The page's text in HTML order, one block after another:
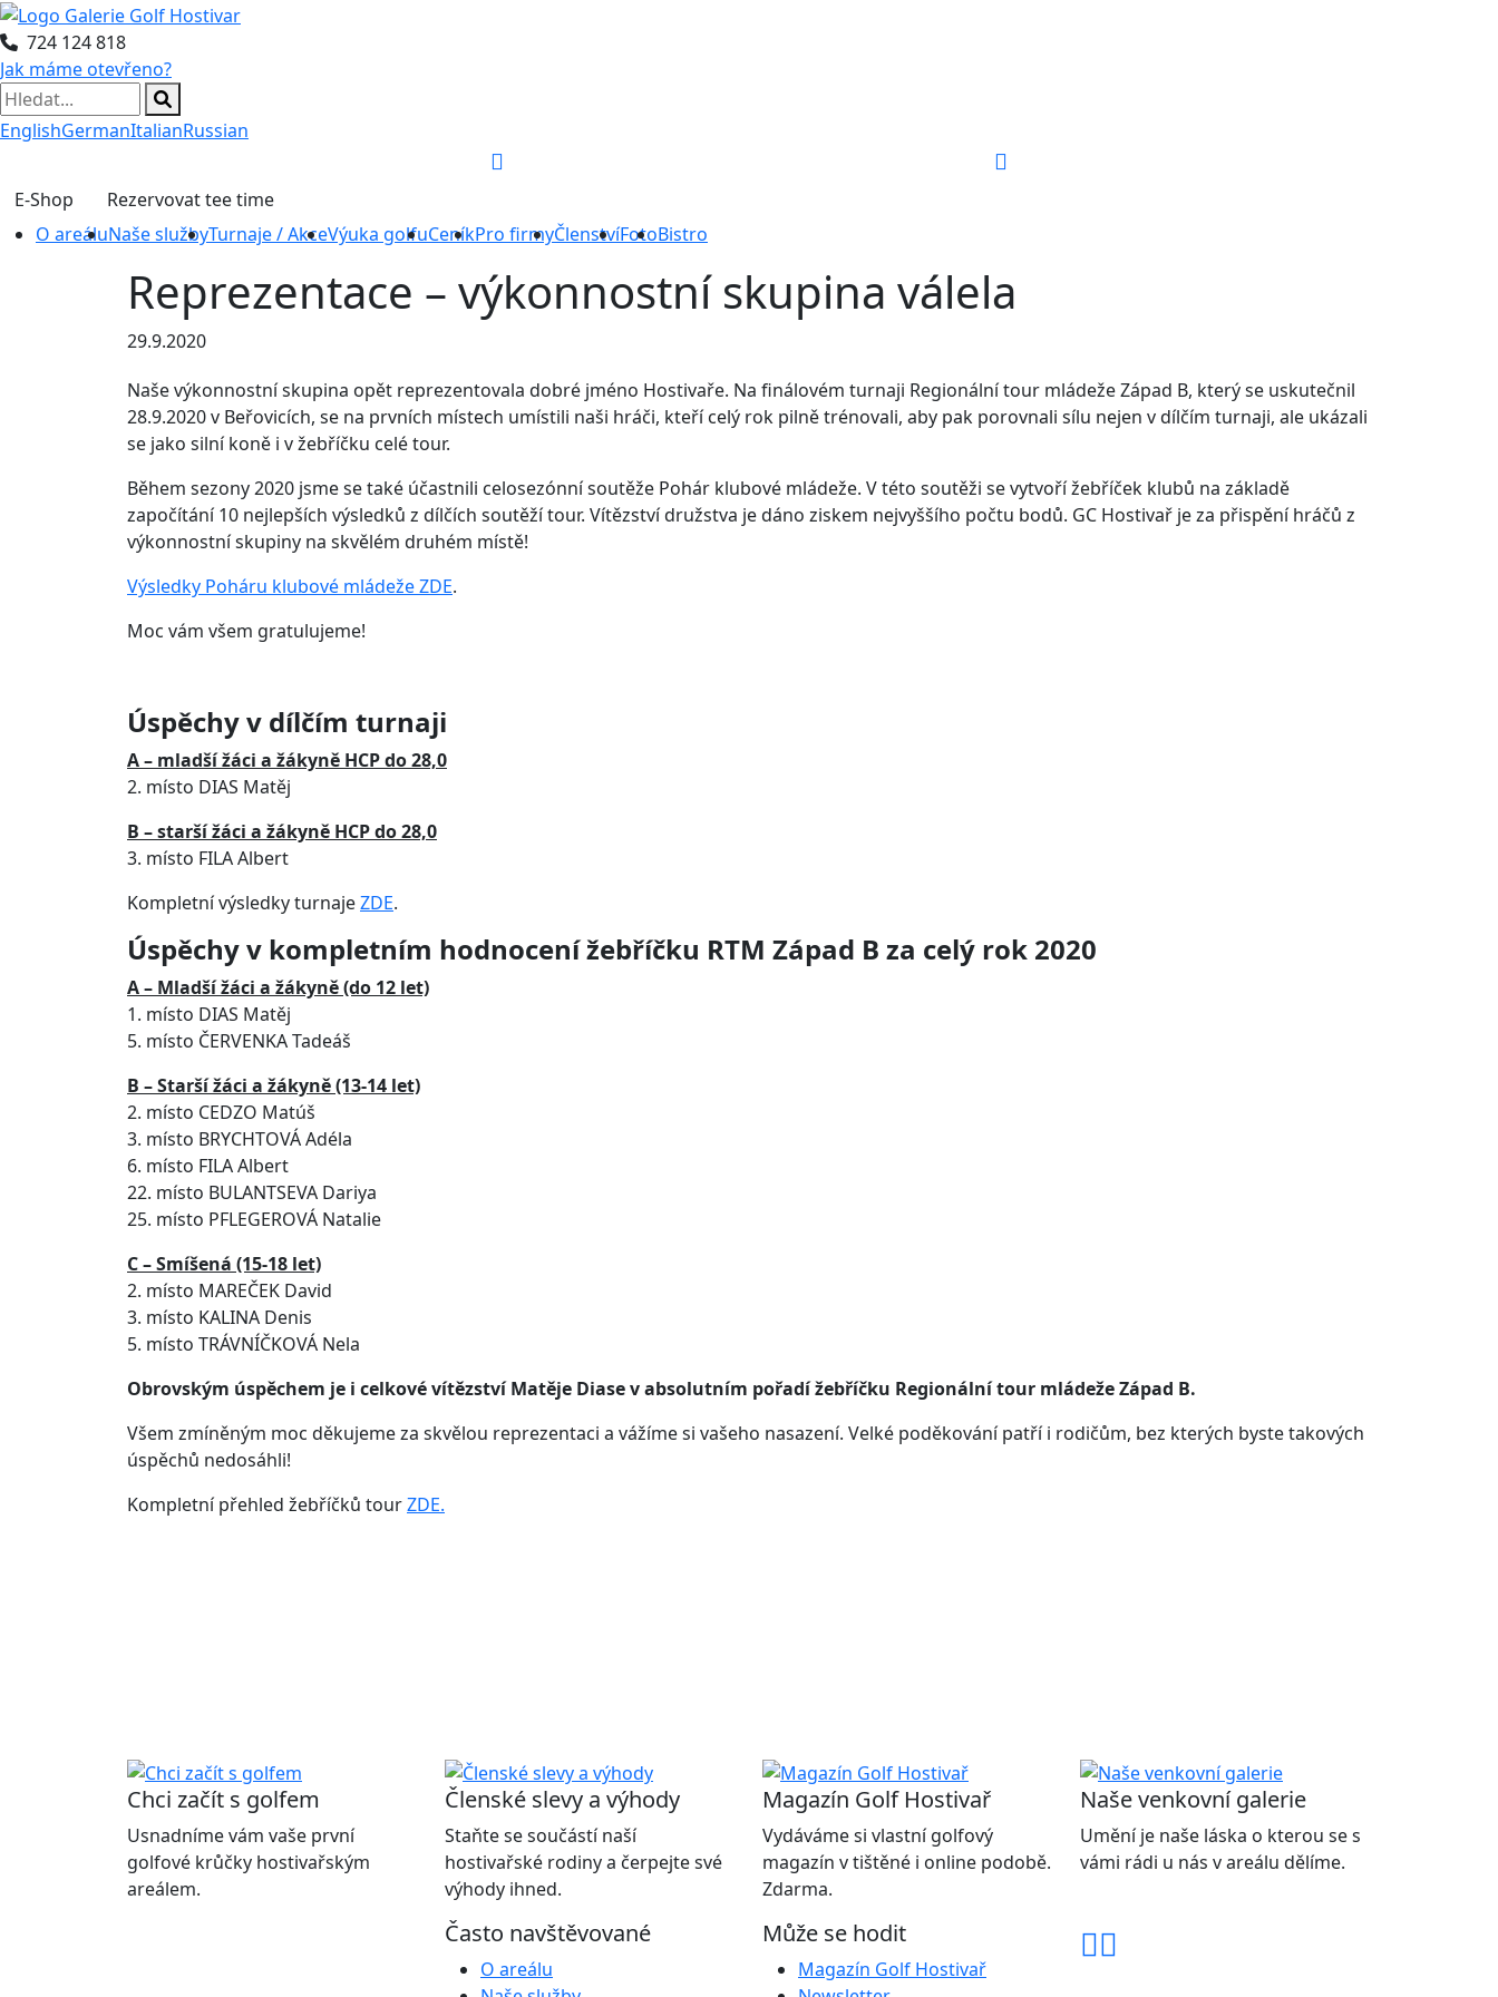
724 124 818
Jak máme otevřeno?
EnglishGermanItalianRussian
E-Shop
Rezervovat tee time
O areáluNaše službyTurnaje / AkceVýuka golfuCeníkPro firmyČlenstvíFotoBistro
Reprezentace – výkonnostní skupina válela
29.9.2020
Naše výkonnostní skupina opět reprezentovala dobré jméno Hostivaře. Na finálovém turnaji Regionální tour mládeže Západ B, který se uskutečnil
28.9.2020 v Beřovicích, se na prvních místech umístili naši hráči, kteří celý rok pilně trénovali, aby pak porovnali sílu nejen v dílčím turnaji, ale ukázali
se jako silní koně i v žebříčku celé tour.
Během sezony 2020 jsme se také účastnili celosezónní soutěže Pohár klubové mládeže. V této soutěži se vytvoří žebříček klubů na základě
započítání 10 nejlepších výsledků z dílčích soutěží tour. Vítězství družstva je dáno ziskem nejvyššího počtu bodů. GC Hostivař je za přispění hráčů z
výkonnostní skupiny na skvělém druhém místě!
Výsledky Poháru klubové mládeže ZDE.
Moc vám všem gratulujeme!
Úspěchy v dílčím turnaji
A – mladší žáci a žákyně HCP do 28,0
2. místo DIAS Matěj
B – starší žáci a žákyně HCP do 28,0
3. místo FILA Albert
Kompletní výsledky turnajeZDE.
Úspěchy v kompletním hodnocení žebříčku RTM Západ B za celý rok 2020
A – Mladší žáci a žákyně (do 12 let)
1. místo DIAS Matěj
5. místo ČERVENKA Tadeáš
B – Starší žáci a žákyně (13-14 let)
2. místo CEDZO Matúš
3. místo BRYCHTOVÁ Adéla
6. místo FILA Albert
22. místo BULANTSEVA Dariya
25. místo PFLEGEROVÁ Natalie
C – Smíšená (15-18 let)
2. místo MAREČEK David
3. místo KALINA Denis
5. místo TRÁVNÍČKOVÁ Nela
Obrovským úspěchem je i celkové vítězství Matěje Diase v absolutním pořadí žebříčku Regionální tour mládeže Západ B.
Všem zmíněným moc děkujeme za skvělou reprezentaci a vážíme si vašeho nasazení. Velké poděkování patří i rodičům, bez kterých byste takových
úspěchů nedosáhli!
Kompletní přehled žebříčků tourZDE.
Chci začít s golfem
Usnadníme vám vaše první
golfové krůčky hostivařským
areálem.
Členské slevy a výhody
Staňte se součástí naší
hostivařské rodiny a čerpejte své
výhody ihned.
Magazín Golf Hostivař
Vydáváme si vlastní golfový
magazín v tištěné i online podobě.
Zdarma.
Naše venkovní galerie
Umění je naše láska o kterou se s
vámi rádi u nás v areálu dělíme.
Často navštěvované
O areálu
Může se hodit
Magazín Golf Hostivař